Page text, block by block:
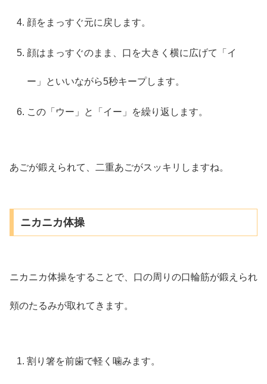
顔をまっすぐ元に戻します。
顔はまっすぐのまま、口を大きく横に広げて「イ
ー」といいながら5秒キープします。
この「ウー」と「イー」を繰り返します。
あごが鍛えられて、二重あごがスッキリしますね。
ニカニカ体操
ニカニカ体操をすることで、口の周りの口輪筋が鍛えられ
頬のたるみが取れてきます。
割り箸を前歯で軽く噛みます。